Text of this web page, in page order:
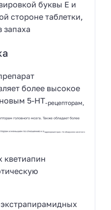
буквы Е и
стороне таблетки,
запаха
более высокое
5-НТ-рецепторам,
головного мозга. Также обладает более
и меньшим по отношению к α-адренорецепторам. Не обнаружено заметного
кветиапин
экстрапирамидных